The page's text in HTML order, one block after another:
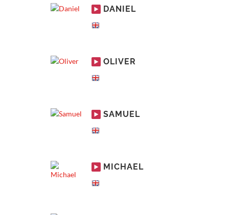
DANIEL
OLIVER
SAMUEL
MICHAEL